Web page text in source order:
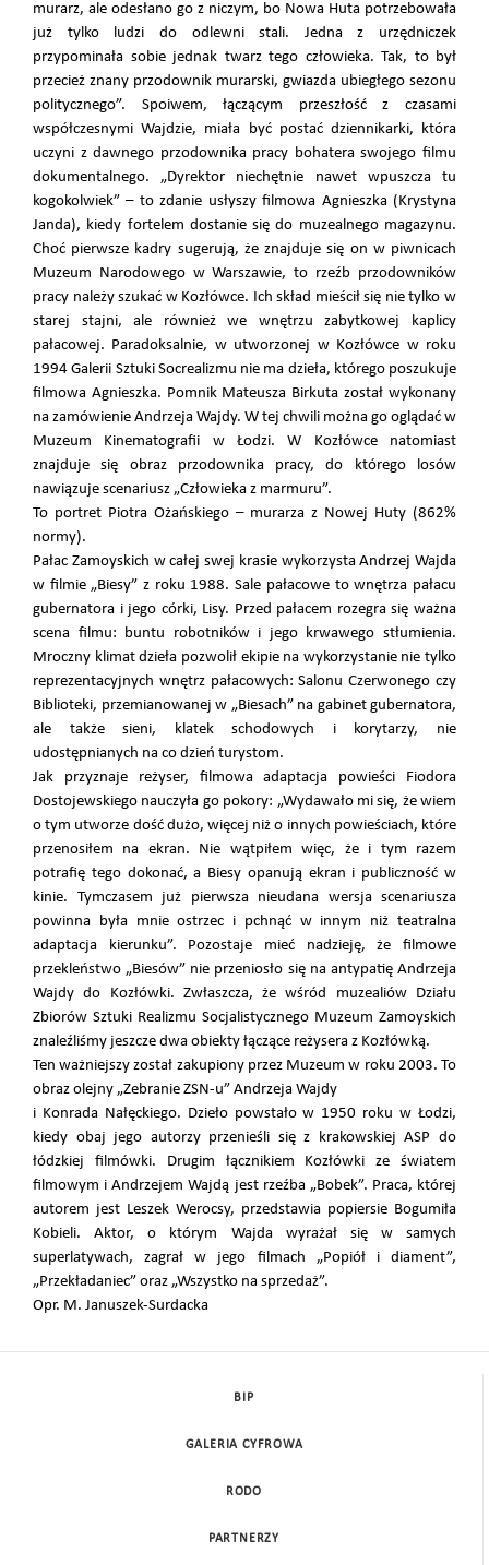
murarz, ale odesłano go z niczym, bo Nowa Huta potrzebowała
już tylko ludzi do odlewni stali. Jedna z urzędniczek
przypominała sobie jednak twarz tego człowieka. Tak, to był
przecież znany przodownik murarski, gwiazda ubiegłego sezonu
politycznego”. Spoiwem, łączącym przeszłość z czasami
współczesnymi Wajdzie, miała być postać dziennikarki, która
uczyni z dawnego przodownika pracy bohatera swojego filmu
dokumentalnego. „Dyrektor niechętnie nawet wpuszcza tu
kogokolwiek” – to zdanie usłyszy filmowa Agnieszka (Krystyna
Janda), kiedy fortelem dostanie się do muzealnego magazynu.
Choć pierwsze kadry sugerują, że znajduje się on w piwnicach
Muzeum Narodowego w Warszawie, to rzeźb przodowników
pracy należy szukać w Kozłówce. Ich skład mieścił się nie tylko w
starej stajni, ale również we wnętrzu zabytkowej kaplicy
pałacowej. Paradoksalnie, w utworzonej w Kozłówce w roku
1994 Galerii Sztuki Socrealizmu nie ma dzieła, którego poszukuje
filmowa Agnieszka. Pomnik Mateusza Birkuta został wykonany
na zamówienie Andrzeja Wajdy. W tej chwili można go oglądać w
Muzeum Kinematografii w Łodzi. W Kozłówce natomiast
znajduje się obraz przodownika pracy, do którego losów
nawiązuje scenariusz „Człowieka z marmuru”.
To portret Piotra Ożańskiego – murarza z Nowej Huty (862%
normy).
Pałac Zamoyskich w całej swej krasie wykorzysta Andrzej Wajda
w filmie „Biesy” z roku 1988. Sale pałacowe to wnętrza pałacu
gubernatora i jego córki, Lisy. Przed pałacem rozegra się ważna
scena filmu: buntu robotników i jego krwawego stłumienia.
Mroczny klimat dzieła pozwolił ekipie na wykorzystanie nie tylko
reprezentacyjnych wnętrz pałacowych: Salonu Czerwonego czy
Biblioteki, przemianowanej w „Biesach” na gabinet gubernatora,
ale także sieni, klatek schodowych i korytarzy, nie
udostępnianych na co dzień turystom.
Jak przyznaje reżyser, filmowa adaptacja powieści Fiodora
Dostojewskiego nauczyła go pokory: „Wydawało mi się, że wiem
o tym utworze dość dużo, więcej niż o innych powieściach, które
przenosiłem na ekran. Nie wątpiłem więc, że i tym razem
potrafię tego dokonać, a Biesy opanują ekran i publiczność w
kinie. Tymczasem już pierwsza nieudana wersja scenariusza
powinna była mnie ostrzec i pchnąć w innym niż teatralna
adaptacja kierunku”. Pozostaje mieć nadzieję, że filmowe
przekleństwo „Biesów” nie przeniosło się na antypatię Andrzeja
Wajdy do Kozłówki. Zwłaszcza, że wśród muzealiów Działu
Zbiorów Sztuki Realizmu Socjalistycznego Muzeum Zamoyskich
znaleźliśmy jeszcze dwa obiekty łączące reżysera z Kozłówką.
Ten ważniejszy został zakupiony przez Muzeum w roku 2003. To
obraz olejny „Zebranie ZSN-u” Andrzeja Wajdy
i Konrada Nałęckiego. Dzieło powstało w 1950 roku w Łodzi,
kiedy obaj jego autorzy przenieśli się z krakowskiej ASP do
łódzkiej filmówki. Drugim łącznikiem Kozłówki ze światem
filmowym i Andrzejem Wajdą jest rzeźba „Bobek”. Praca, której
autorem jest Leszek Werocsy, przedstawia popiersie Bogumiła
Kobieli. Aktor, o którym Wajda wyrażał się w samych
superlatywach, zagrał w jego filmach „Popiół i diament”,
„Przekładaniec” oraz „Wszystko na sprzedaż”.
Opr. M. Januszek-Surdacka
BIP
GALERIA CYFROWA
RODO
PARTNERZY